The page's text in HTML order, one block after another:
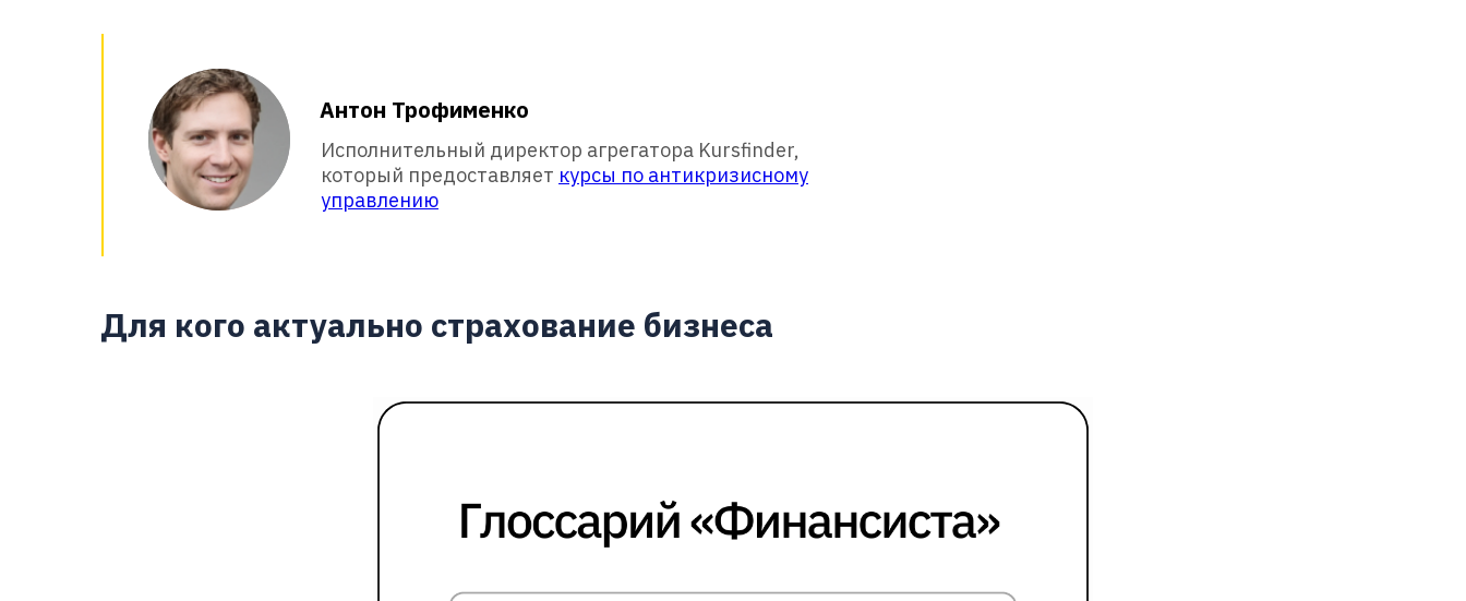
Антон Трофименко
Исполнительный директор агрегатора Kursfinder,
который предоставляет курсы по антикризисному
управлению
Для кого актуально страхование бизнеса